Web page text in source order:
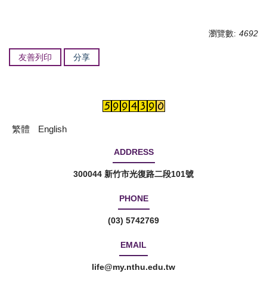
瀏覽數: 4692
友善列印 分享
繁體 English
ADDRESS
300044 新竹市光復路二段101號
PHONE
(03) 5742769
EMAIL
life@my.nthu.edu.tw